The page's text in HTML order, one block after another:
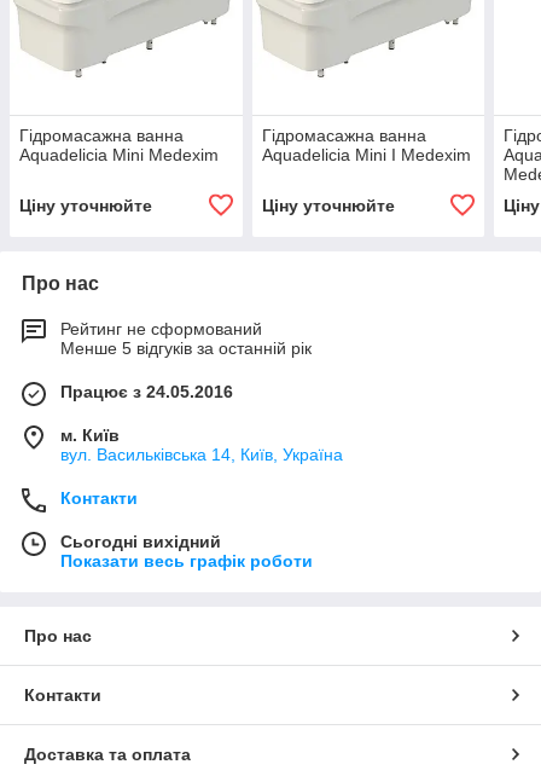
Гідромасажна ванна
Aquadelicia Mini Medexim
Ціну уточнюйте
Гідромасажна ванна
Aquadelicia Mini I Medexim
Ціну уточнюйте
Про нас
Рейтинг не сформований
Менше 5 відгуків за останній рік
Працює з 24.05.2016
м. Київ
вул. Васильківська 14, Київ, Україна
Контакти
Сьогодні вихідний
Показати весь графік роботи
Про нас
Контакти
Доставка та оплата